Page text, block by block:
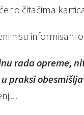
čitačima
nisu informisani
rada opreme,
praksi